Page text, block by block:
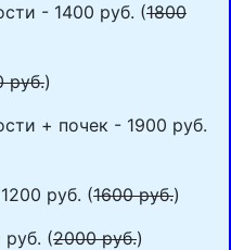
- 1400 руб. (1800
руб.)
+ почек - 1900 руб.
руб. (1600 руб.)
(2000 руб.)